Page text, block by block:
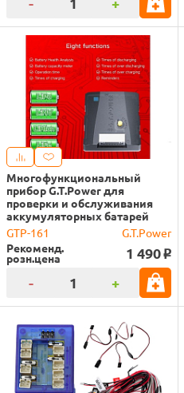
Многофункциональный
прибор G.T.Power для
проверки и обслуживания
аккумуляторных батарей
GTP-161
G.T.Power
Рекоменд.
розн.цена 1 490 o
- +